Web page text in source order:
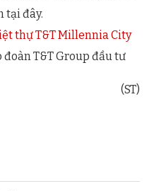
tại đây.
thự T&T Millennia City
đoàn T&T Group đầu tư
(ST)